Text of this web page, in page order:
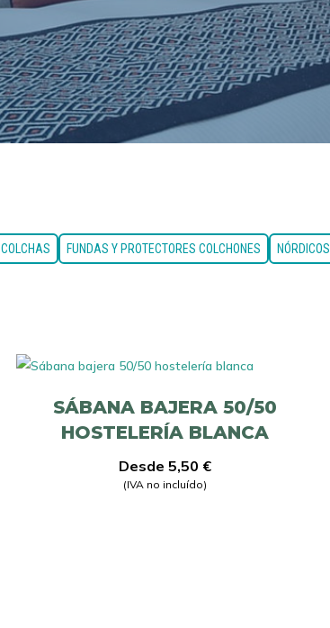
COLCHAS FUNDAS Y PROTECTORES COLCHONES NÓRDICOS
SÁBANA BAJERA 50/50
HOSTELERÍA BLANCA
Desde 5,50 €
(IVA no incluído)